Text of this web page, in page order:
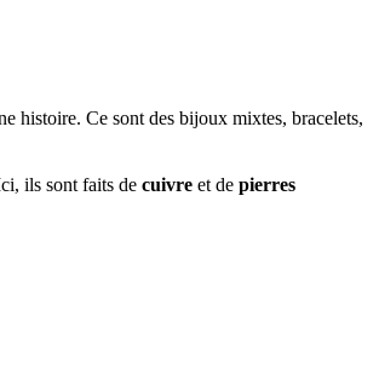
histoire. Ce sont des bijoux mixtes, bracelets,
ils sont faits de cuivre et de pierres